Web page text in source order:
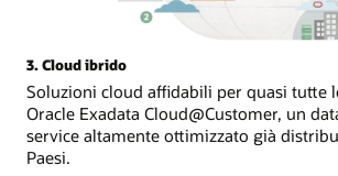
3. Cloud ibrido
Soluzioni cloud affidabili per quasi tutte
Oracle Exadata Cloud@Customer, un
service altamente ottimizzato già
Paesi.